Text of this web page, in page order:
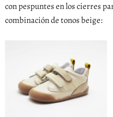
con pespuntes en los cierres
combinación de tonos beige: